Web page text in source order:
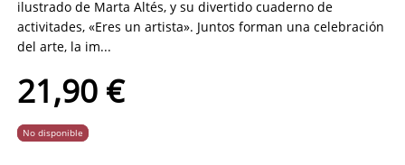
ilustrado de Marta Altés, y su divertido cuaderno de
activitades, «Eres un artista». Juntos forman una celebración
del arte, la im...
21,90 €
No disponible